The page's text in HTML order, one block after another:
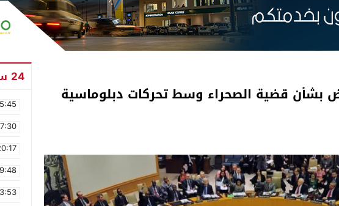
قضية الصحراء وسط تحركات دبلوماسية
24 ساعة